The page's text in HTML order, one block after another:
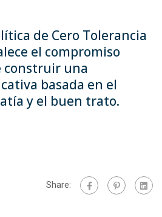
de Cero Tolerancia
el compromiso
construir una
basada en el
y el buen trato.
Share: